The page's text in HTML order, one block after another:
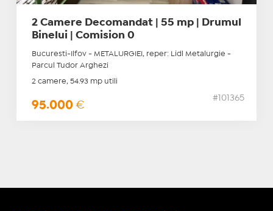
2 Camere Decomandat | 55 mp | Drumul
Binelui | Comision 0
Bucuresti-Ilfov - METALURGIEI, reper: Lidl Metalurgie -
Parcul Tudor Arghezi
2 camere, 54.93 mp utili
95.000 €
#101365